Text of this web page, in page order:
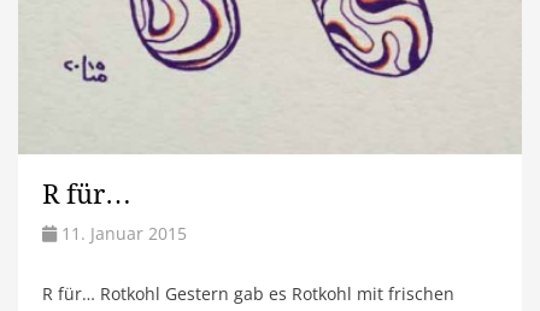
R für…
11. Januar 2015
R für… Rotkohl Gestern gab es Rotkohl mit frischen